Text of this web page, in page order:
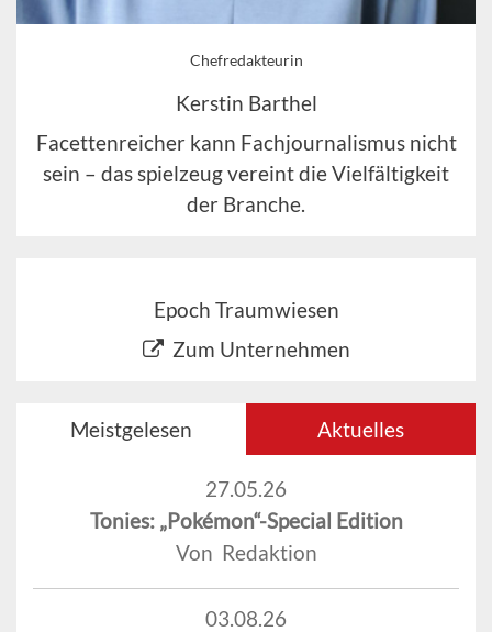
Chefredakteurin
Kerstin Barthel
Facettenreicher kann Fachjournalismus nicht
sein – das spielzeug vereint die Vielfältigkeit
der Branche.
Epoch Traumwiesen
Zum Unternehmen
Meistgelesen Aktuelles
27.05.26
Tonies: „Pokémon“-Special Edition
Von Redaktion
03.08.26